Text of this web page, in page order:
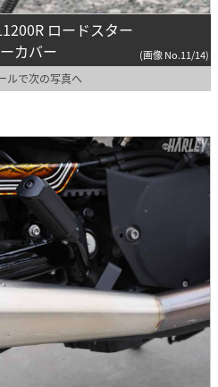
ロードスター
カバー
(画像 No.11/14)
ルで次の写真へ